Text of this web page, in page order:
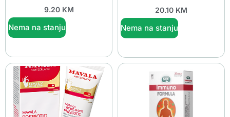
9.20 KM
Nema na stanju
20.10 KM
Nema na stanju